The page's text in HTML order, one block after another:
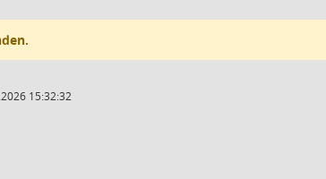
15:32:32